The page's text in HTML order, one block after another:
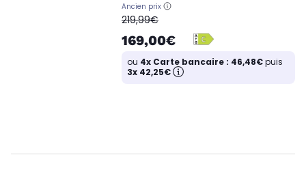
Ancien prix
oldPrice
219,99€
169,00€
ou 4x Carte bancaire : 46,48€puis
3x 42,25€